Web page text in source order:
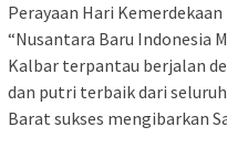
Perayaan Hari
“Nusantara Baru Indonesia
Kalbar terpantau berjalan
dan putri terbaik dari
Barat sukses mengibarkan